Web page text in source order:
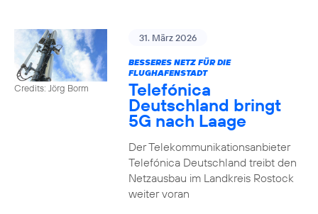
Credits: Jörg Borm
31. März 2026
BESSERES NETZ FÜR DIE
FLUGHAFENSTADT
Telefónica
Deutschland bringt
5G nach Laage
Der Telekommunikationsanbieter
Telefónica Deutschland treibt den
Netzausbau im Landkreis Rostock
weiter voran